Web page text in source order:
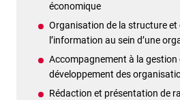
économique
Organisation de la structure
l’information au sein d’une
Accompagnement à la gestion
développement des
Rédaction et présentation de